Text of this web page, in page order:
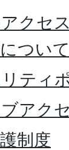
クセス
ついて
ティ
アク
制度